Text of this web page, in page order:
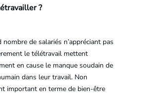
?
nombre de salariés n’appréciant pas
le télétravail mettent
en cause le manque soudain de
dans leur travail. Non
important en terme de bien-être